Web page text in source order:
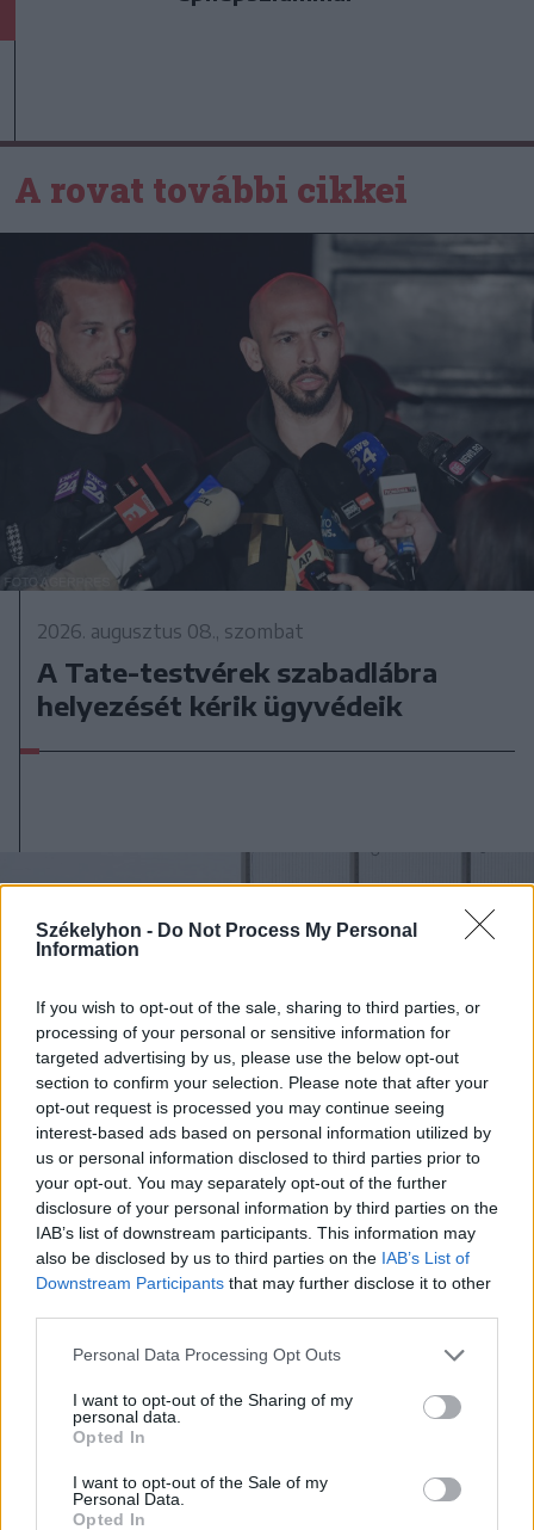
Székelyhon - Do Not Process My Personal
Information
If you wish to opt-out of the sale, sharing to third parties, or
processing of your personal or sensitive information for
targeted advertising by us, please use the below opt-out
section to confirm your selection. Please note that after your
opt-out request is processed you may continue seeing
interest-based ads based on personal information utilized by
us or personal information disclosed to third parties prior to
your opt-out. You may separately opt-out of the further
disclosure of your personal information by third parties on the
IAB’s list of downstream participants. This information may
also be disclosed by us to third parties on the IAB’s List of
Downstream Participants that may further disclose it to other
Personal Data Processing Opt Outs
I want to opt-out of the Sharing of my
personal data.
Opted In
I want to opt-out of the Sale of my
Personal Data.
Opted In
A rovat további cikkei
2026. augusztus 08., szombat
A Tate-testvérek szabadlábra
helyezését kérik ügyvédeik
2026. július 31., péntek
Migrációs válság Ceutában: több
tízezer határsértő jutott be a
spanyol városba Marokkó felől